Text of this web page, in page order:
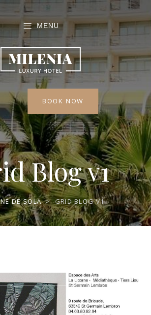
MENU
BOOK NOW
Blog v1
DE SOLA > GRID BLOG V1